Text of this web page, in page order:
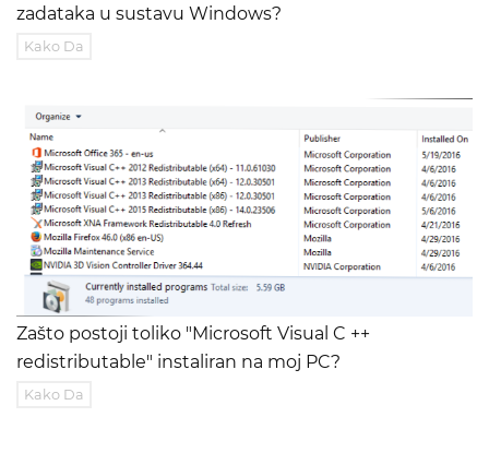
zadataka u sustavu Windows?
Kako Da
Zašto postoji toliko "Microsoft Visual C ++
redistributable" instaliran na moj PC?
Kako Da